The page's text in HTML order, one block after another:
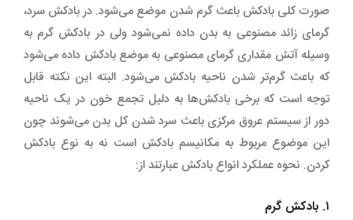
صورت کلی بادکش باعث گرم شدن موضع می‌شود. در بادکش سرد،
گرمای زائد مصنوعی به بدن داده نمی‌شود ولی در بادکش گرم به
وسیله آتش مقداری گرمای مصنوعی به موضع بادکش داده می‌شود
که باعث گرم‌تر شدن ناحیه بادکش می‌شود. البته ‌این نکته قابل
توجه است که برخی بادکش‌ها به دلیل تجمع خون در یک ناحیه
دور از سیستم عروق مرکزی باعث سرد شدن کل بدن می‌شوند چون
‌این موضوع مربوط به مکانیسم بادکش است نه به نوع بادکش
کردن. نحوه عملکرد انواع بادکش عبارتند از:
۱. بادکش گرم